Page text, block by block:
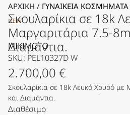
ΑΡΧΙΚΉ / ΓΥΝΑΙΚΕΊΑ KΟΣΜΉΜΑΤΑ
NEW
Σκουλαρίκια σε 18k
Μαργαριτάρια 7.5-
Διαμάντια.
MIKIMOTO
SKU: PEL10327D W
2.700,00 €
Σκουλαρίκια σε 18k Λευκό Χρυσό με
και Διαμάντια.
Διαθέσιμο